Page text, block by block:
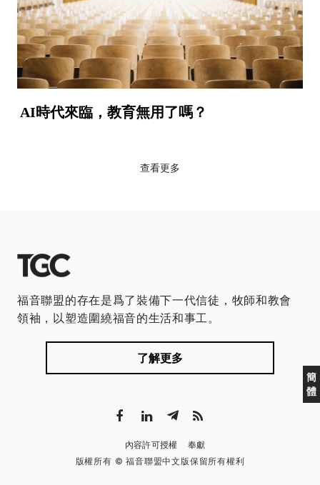
AI時代來臨，教育無用了嗎？
查看更多
簡
體
福音聯盟的存在是爲了裝備下一代信徒，牧師和教會
領袖，以塑造圍繞福音的生活和事工。
了解更多
內容許可授權
奉獻
版權所有 © 福音聯盟中文版保留所有權利